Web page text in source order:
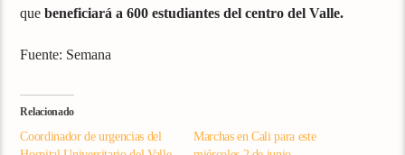
quebeneficiará a 600 estudiantes del centro del Valle.
Fuente: Semana
Relacionado
Coordinador de urgencias del
Marchas en Cali para este